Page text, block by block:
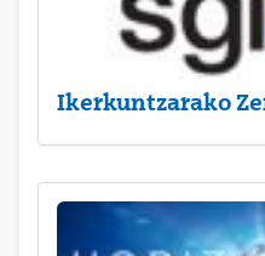
Ikerkuntzarako